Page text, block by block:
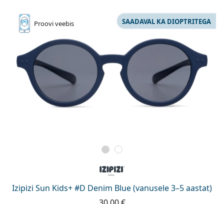
Prooviveebis
Izipizi Sun Kids+ #D Denim Blue (vanusele 3–5 aastat)
SAADAVAL KA DIOPTRITEGA